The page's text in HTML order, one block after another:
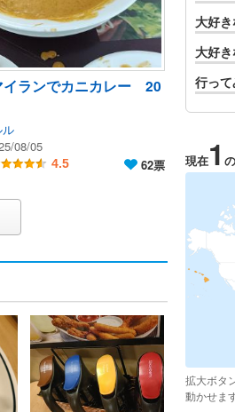
イランでカニカレー 20
08/05
4.5 62票
大好
大好
行っ
現在1
拡大ボタ
動かせます